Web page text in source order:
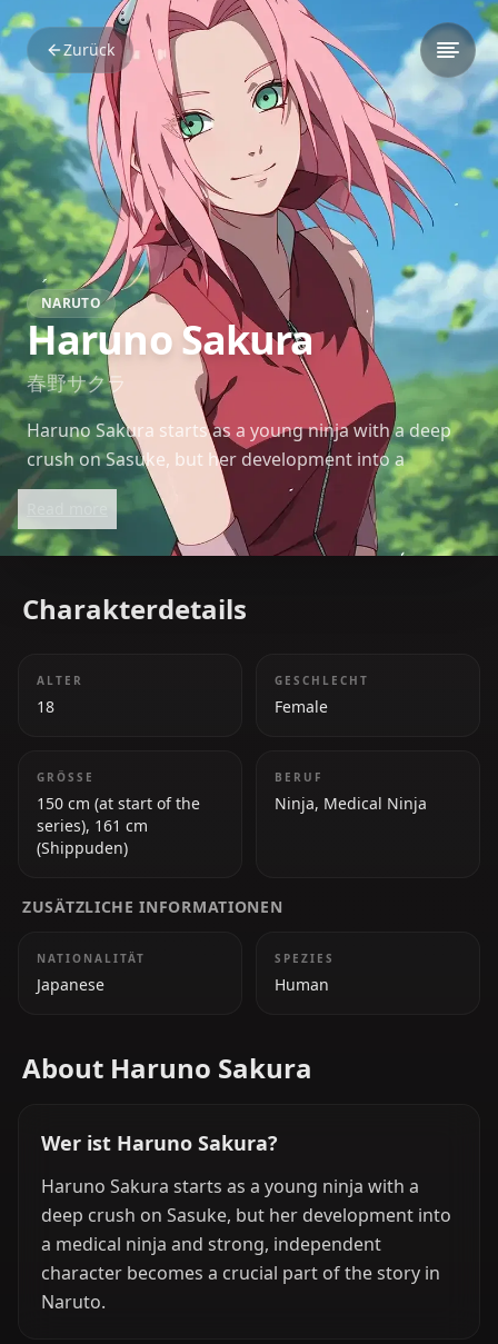
Zurück
NARUTO
Haruno Sakura
春野サクラ
Haruno Sakura starts as a young ninja with a deep
crush on Sasuke, but her development into a
medical ninja and strong, independent character
becomes a crucial part of the story in Naruto.
Charakterdetails
ALTER
18
GESCHLECHT
Female
GRÖSSE
150 cm (at start of the
series), 161 cm
(Shippuden)
BERUF
Ninja, Medical Ninja
ZUSÄTZLICHE INFORMATIONEN
NATIONALITÄT
Japanese
SPEZIES
Human
About Haruno Sakura
Wer ist Haruno Sakura?
Haruno Sakura starts as a young ninja with a
deep crush on Sasuke, but her development into
a medical ninja and strong, independent
character becomes a crucial part of the story in
Naruto.